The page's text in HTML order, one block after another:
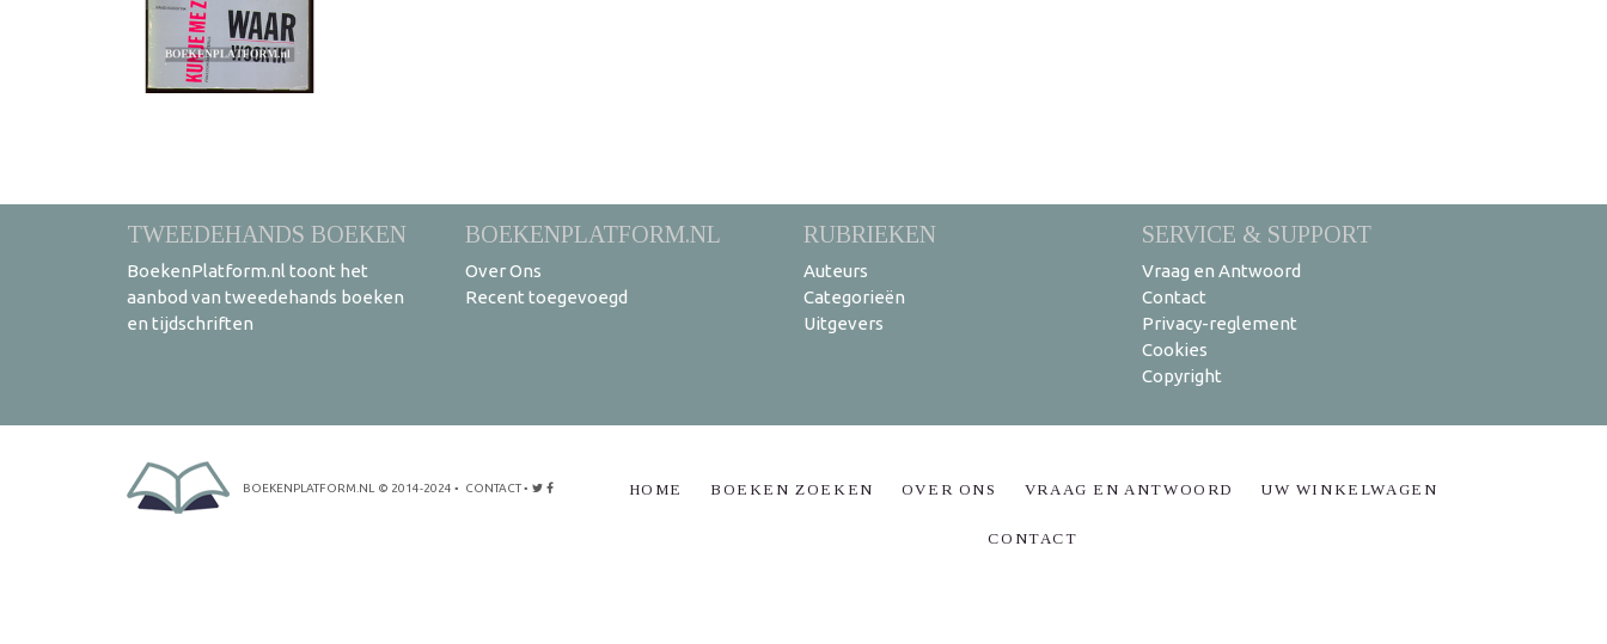
TWEEDEHANDS BOEKEN
BoekenPlatform.nl toont het
aanbod van tweedehands boeken
en tijdschriften
BOEKENPLATFORM.NL
Over Ons
Recent toegevoegd
RUBRIEKEN
Auteurs
Categorieën
Uitgevers
SERVICE & SUPPORT
Vraag en Antwoord
Contact
Privacy-reglement
Cookies
Copyright
BOEKENPLATFORM.NL © 2014-2024 • CONTACT• HOME BOEKEN ZOEKEN OVER ONS VRAAG EN ANTWOORD UW WINKELWAGEN
CONTACT